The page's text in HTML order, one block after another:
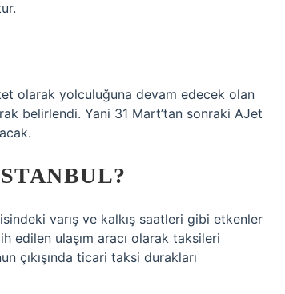
olarak yolculuğuna devam edecek olan
belirlendi. Yani 31 Mart’tan sonraki AJet
varış ve kalkış saatleri gibi etkenler
edilen ulaşım aracı olarak taksileri
çıkışında ticari taksi durakları